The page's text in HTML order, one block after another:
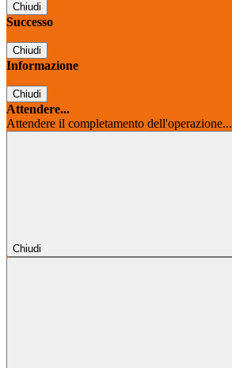
Chiudi
Successo
Chiudi
Informazione
Chiudi
Attendere...
Attendere il completamento dell'operazione...
Chiudi